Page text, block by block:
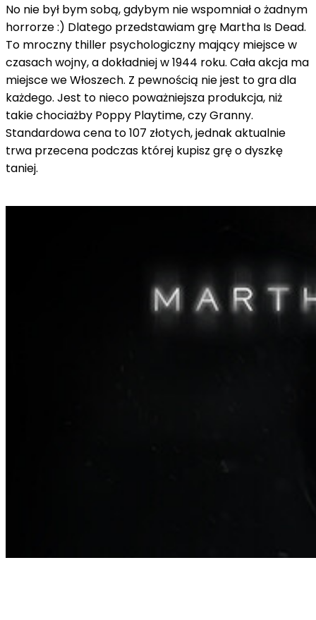
No nie był bym sobą, gdybym nie wspomniał o żadnym
horrorze :) Dlatego przedstawiam grę Martha Is Dead.
To mroczny thiller psychologiczny mający miejsce w
czasach wojny, a dokładniej w 1944 roku. Cała akcja ma
miejsce we Włoszech. Z pewnością nie jest to gra dla
każdego. Jest to nieco poważniejsza produkcja, niż
takie chociażby Poppy Playtime, czy Granny.
Standardowa cena to 107 złotych, jednak aktualnie
trwa przecena podczas której kupisz grę o dyszkę
taniej.